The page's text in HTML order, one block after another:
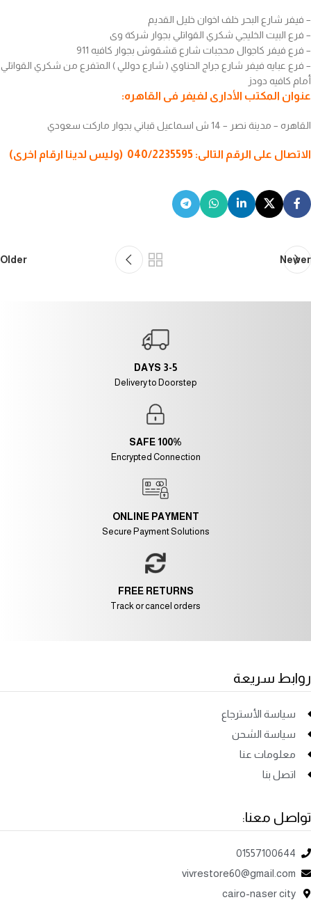
– فيفر شارع البحر خلف اخوان خليل القديم
– فرع البيت الخليجي شكري القواتلي بجوار شركة وى
– فرع فيفر كاجوال محجبات شارع قشقوش بجوار كافيه 911
– فرع عبايه فيفر شارع جراج الحناوي ( شارع دوللي ) المتفرع من شكري القواتلي
أمام كافيه دودز
عنوان المكتب الأدارى لفيفر فى القاهره:
القاهره – مدينة نصر – 14 ش اسماعيل قباني بجوار ماركت سعودي
الاتصال على الرقم التالى: 040/2235595 (وليس لدينا ارقام اخرى)
Newer
Older
FREE RETURNS
Track or cancel orders
ONLINE PAYMENT
Secure Payment Solutions
100% SAFE
Encrypted Connection
3-5 DAYS
Delivery to Doorstep
روابط سريعة
سياسة الأسترجاع
سياسة الشحن
معلومات عنا
اتصل بنا
تواصل معنا:
01557100644
vivrestore60@gmail.com
cairo-naser city